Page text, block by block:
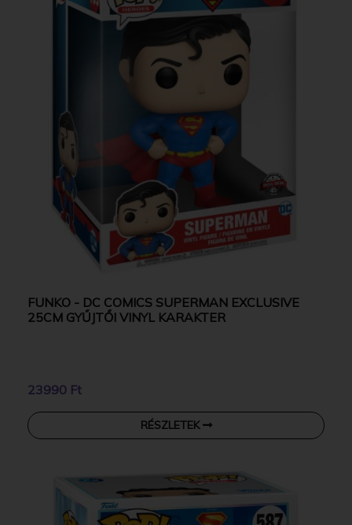
FUNKO - DC COMICS SUPERMAN EXCLUSIVE
25CM GYŰJTŐI VINYL KARAKTER
23990 Ft
RÉSZLETEK